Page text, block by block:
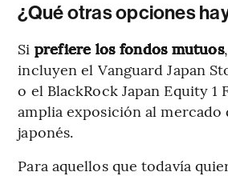
¿Qué otras opciones
Si prefiere los fondos mutuos
incluyen el Vanguard Japan
o el BlackRock Japan Equity 1
amplia exposición al mercado
japonés.
Para aquellos que todavía